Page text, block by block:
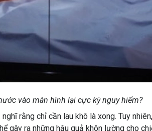
vào màn hình lại cực kỳ nguy hiểm?
nghĩ rằng chỉ cần lau khô là xong. Tuy
gây ra những hậu quả khôn lường cho